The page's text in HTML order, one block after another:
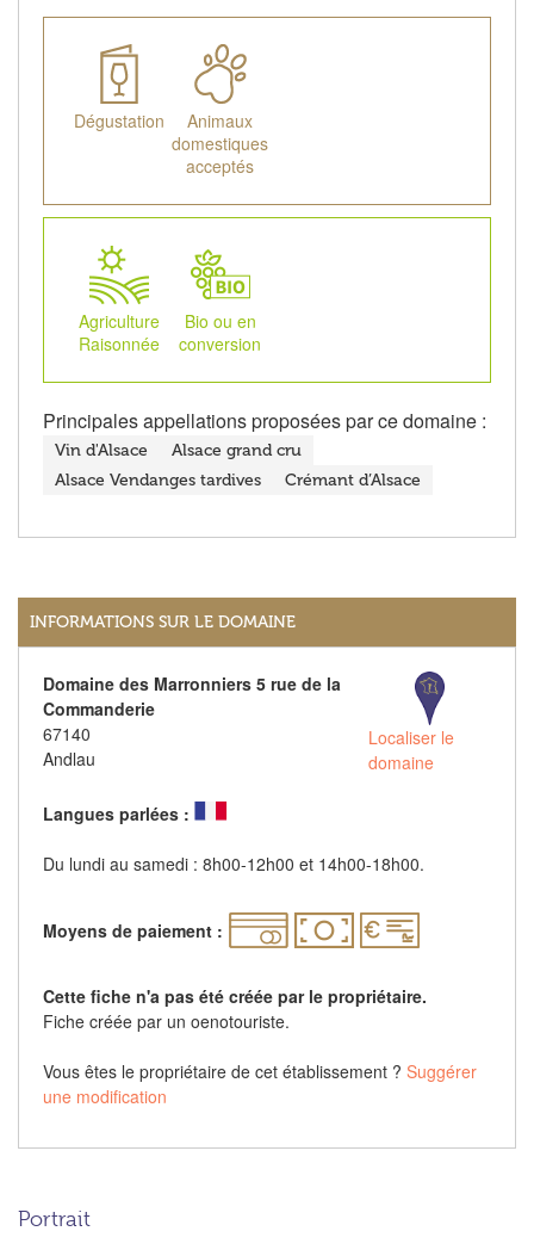
Dégustation
Animaux
domestiques
acceptés
Agriculture
Raisonnée
Bio ou en
conversion
Principales appellations proposées par ce domaine :
Vin d'Alsace
Alsace grand cru
Alsace Vendanges tardives
Crémant d’Alsace
INFORMATIONS SUR LE DOMAINE
Domaine des Marronniers 5 rue de la
Commanderie
67140
Andlau
Localiser le
domaine
Langues parlées :
Du lundi au samedi : 8h00-12h00 et 14h00-18h00.
Moyens de paiement :
Cette fiche n'a pas été créée par le propriétaire.
Fiche créée par un oenotouriste.
Vous êtes le propriétaire de cet établissement ? Suggérer
une modification
Portrait